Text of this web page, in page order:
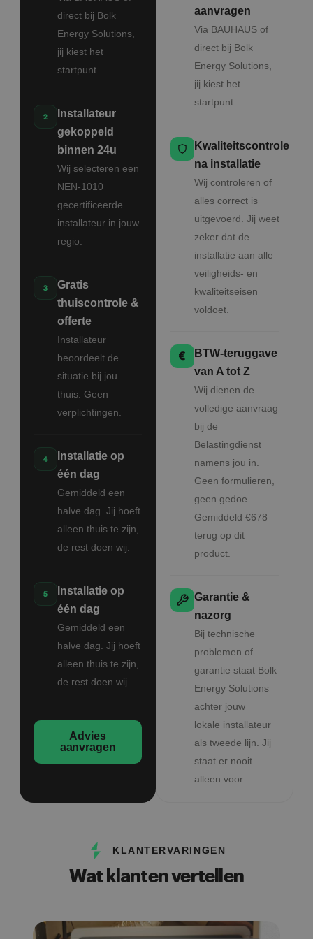
direct bij Bolk
Energy Solutions,
jij kiest het
startpunt.
Installateur
gekoppeld
binnen 24u
Wij selecteren een
NEN-1010
gecertificeerde
installateur in jouw
regio.
Gratis
thuiscontrole &
offerte
Installateur
beoordeelt de
situatie bij jou
thuis. Geen
verplichtingen.
Installatie op
één dag
Gemiddeld een
halve dag. Jij hoeft
alleen thuis te zijn,
de rest doen wij.
Installatie op
één dag
Gemiddeld een
halve dag. Jij hoeft
alleen thuis te zijn,
de rest doen wij.
Advies
aanvragen
aanvragen
Via BAUHAUS of
direct bij Bolk
Energy Solutions,
jij kiest het
startpunt.
Kwaliteitscontrole
na installatie
Wij controleren of
alles correct is
uitgevoerd. Jij weet
zeker dat de
installatie aan alle
veiligheids- en
kwaliteitseisen
voldoet.
BTW-teruggave
van A tot Z
Wij dienen de
volledige aanvraag
bij de
Belastingdienst
namens jou in.
Geen formulieren,
geen gedoe.
Gemiddeld €678
terug op dit
product.
Garantie &
nazorg
Bij technische
problemen of
garantie staat Bolk
Energy Solutions
achter jouw
lokale installateur
als tweede lijn. Jij
staat er nooit
alleen voor.
KLANTERVARINGEN
Wat klanten vertellen